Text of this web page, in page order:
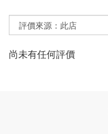
尚未有任何評價